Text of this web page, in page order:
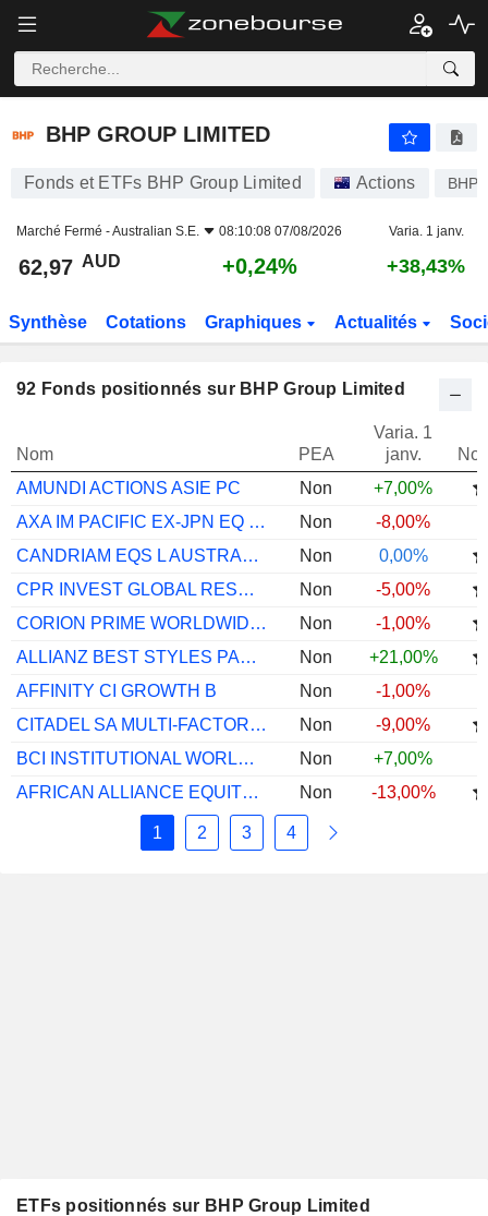
BHP GROUP LIMITED
BHP GROUP LIMITED
Fonds et ETFs BHP Group Limited Actions BHP
Marché Fermé -Australian S.E. 08:10:08 07/08/2026 Varia. 1 janv.
62,97 AUD +0,24% +38,43%
Synthèse Cotations Graphiques Actualités
92 Fonds positionnés sur BHP Group Limited
Nom PEA
Varia. 1
janv.
AMUNDI ACTIONS ASIE PC
Non
+7,00%
AXA IM PACIFIC EX-JPN EQ QI B(Â¬)
Non
-8,00%
CANDRIAM EQS L AUSTRALIA C AUD CAP
Non
0,00%
CPR INVEST GLOBAL RESOURCES A EUR ACC
Non
-5,00%
CORION PRIME WORLDWIDE EQUITY FUND A
Non
-1,00%
ALLIANZ BEST STYLES PACIFIC EQ IT8 H EUR
Non
+21,00%
AFFINITY CI GROWTH B
Non
-1,00%
CITADEL SA MULTI-FACTOR EQUITY H4 B1
Non
-9,00%
BCI INSTITUTIONAL WORLDWIDE FLEX GR A
Non
+7,00%
AFRICAN ALLIANCE EQUITY PRESCIENT B3
Non -13,00%
1 2 3 4
ETFs positionnés sur BHP Group Limited